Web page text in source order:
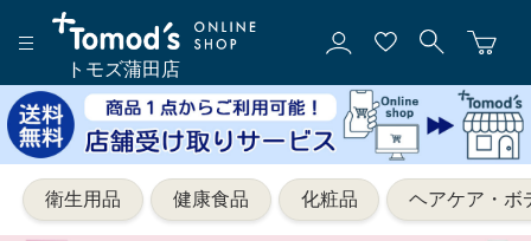
トモズ蒲田店
衛生用品 健康食品 化粧品 ヘアケア・ボ